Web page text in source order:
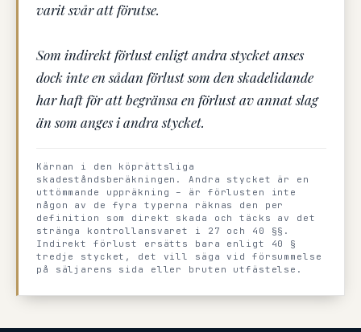
varit svår att förutse.
Som indirekt förlust enligt andra stycket anses
dock inte en sådan förlust som den skadelidande
har haft för att begränsa en förlust av annat slag
än som anges i andra stycket.
Kärnan i den köprättsliga
skadeståndsberäkningen. Andra stycket är en
uttömmande uppräkning – är förlusten inte
någon av de fyra typerna räknas den per
definition som direkt skada och täcks av det
stränga kontrollansvaret i 27 och 40 §§.
Indirekt förlust ersätts bara enligt 40 §
tredje stycket, det vill säga vid försummelse
på säljarens sida eller bruten utfästelse.